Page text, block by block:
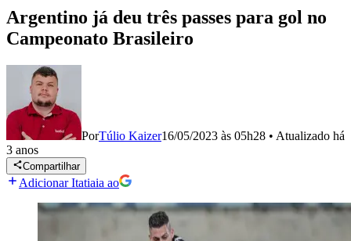
Argentino já deu três passes para gol no
Campeonato Brasileiro
PorTúlio Kaizer16/05/2023 às 05h28 • Atualizado há
3 anos
Compartilhar
Adicionar Itatiaia ao